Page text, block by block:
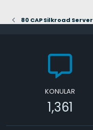
80 CAP Silkroad Server
KONULAR
1,361